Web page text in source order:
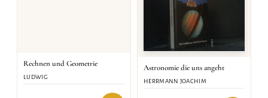
Rechnen und Geometrie
LUDWIG
Astronomie die uns angeht
HERRMANN JOACHIM